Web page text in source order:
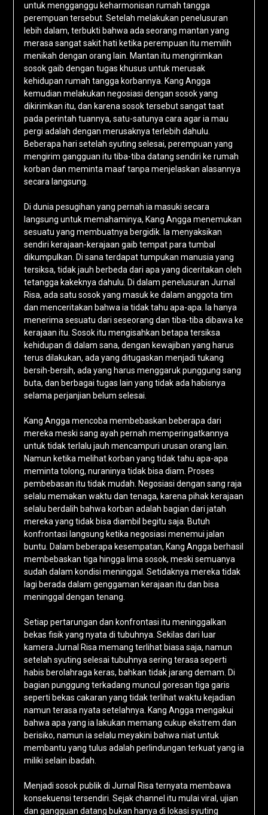
untuk mengganggu keharmonisan rumah tangga
perempuan tersebut. Setelah melakukan penelusuran
lebih dalam, terbukti bahwa ada seorang mantan yang
merasa sangat sakit hati ketika perempuan itu memilih
menikah dengan orang lain. Mantan itu mengirimkan
sosok gaib dengan tugas khusus untuk merusak
kehidupan rumah tangga korbannya. Kang Angga
kemudian melakukan negosiasi dengan sosok yang
dikirimkan itu, dan karena sosok tersebut sangat taat
pada perintah tuannya, satu-satunya cara agar ia mau
pergi adalah dengan merusaknya terlebih dahulu.
Beberapa hari setelah syuting selesai, perempuan yang
mengirim gangguan itu tiba-tiba datang sendiri ke rumah
korban dan meminta maaf tanpa menjelaskan alasannya
secara langsung.
Di dunia pesugihan yang pernah ia masuki secara
langsung untuk memahaminya, Kang Angga menemukan
sesuatu yang membuatnya bergidik. Ia menyaksikan
sendiri kerajaan-kerajaan gaib tempat para tumbal
dikumpulkan. Di sana terdapat tumpukan manusia yang
tersiksa, tidak jauh berbeda dari apa yang diceritakan oleh
tetangga kakeknya dahulu. Di dalam penelusuran Jurnal
Risa, ada satu sosok yang masuk ke dalam anggota tim
dan menceritakan bahwa ia tidak tahu apa-apa. Ia hanya
menerima sesuatu dari seseorang dan tiba-tiba dibawa ke
kerajaan itu. Sosok itu mengisahkan betapa tersiksa
kehidupan di dalam sana, dengan kewajiban yang harus
terus dilakukan, ada yang ditugaskan menjadi tukang
bersih-bersih, ada yang harus menggaruk punggung sang
buta, dan berbagai tugas lain yang tidak ada habisnya
selama perjanjian belum selesai.
Kang Angga mencoba membebaskan beberapa dari
mereka meski sang ayah pernah memperingatkannya
untuk tidak terlalu jauh mencampuri urusan orang lain.
Namun ketika melihat korban yang tidak tahu apa-apa
meminta tolong, nuraninya tidak bisa diam. Proses
pembebasan itu tidak mudah. Negosiasi dengan sang raja
selalu memakan waktu dan tenaga, karena pihak kerajaan
selalu berdalih bahwa korban adalah bagian dari jatah
mereka yang tidak bisa diambil begitu saja. Butuh
konfrontasi langsung ketika negosiasi menemui jalan
buntu. Dalam beberapa kesempatan, Kang Angga berhasil
membebaskan tiga hingga lima sosok, meski semuanya
sudah dalam kondisi meninggal. Setidaknya mereka tidak
lagi berada dalam genggaman kerajaan itu dan bisa
meninggal dengan tenang.
Setiap pertarungan dan konfrontasi itu meninggalkan
bekas fisik yang nyata di tubuhnya. Sekilas dari luar
kamera Jurnal Risa memang terlihat biasa saja, namun
setelah syuting selesai tubuhnya sering terasa seperti
habis berolahraga keras, bahkan tidak jarang demam. Di
bagian punggung terkadang muncul goresan tiga garis
seperti bekas cakaran yang tidak terlihat waktu kejadian
namun terasa nyata setelahnya. Kang Angga mengakui
bahwa apa yang ia lakukan memang cukup ekstrem dan
berisiko, namun ia selalu meyakini bahwa niat untuk
membantu yang tulus adalah perlindungan terkuat yang ia
miliki selain ibadah.
Menjadi sosok publik di Jurnal Risa ternyata membawa
konsekuensi tersendiri. Sejak channel itu mulai viral, ujian
dan gangguan datang bukan hanya di lokasi syuting